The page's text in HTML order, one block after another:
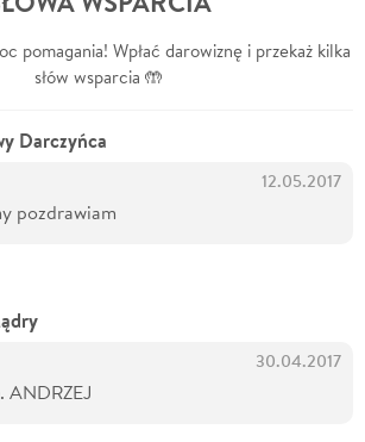
pomagania! Wpłać darowiznę i przekaż kilka
słów wsparcia 🤲
Darczyńca
12.05.2017
pozdrawiam
30.04.2017
ANDRZEJ